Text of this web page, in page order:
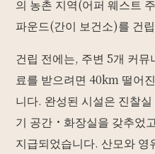
의 농촌 지역(어퍼 웨스트
파운드(간이 보건소)를 건
건립 전에는, 주변 5개 커
료를 받으려면 40km 떨어
니다. 완성된 시설은 진찰
기 공간・화장실을 갖추었
지급되었습니다. 산모와